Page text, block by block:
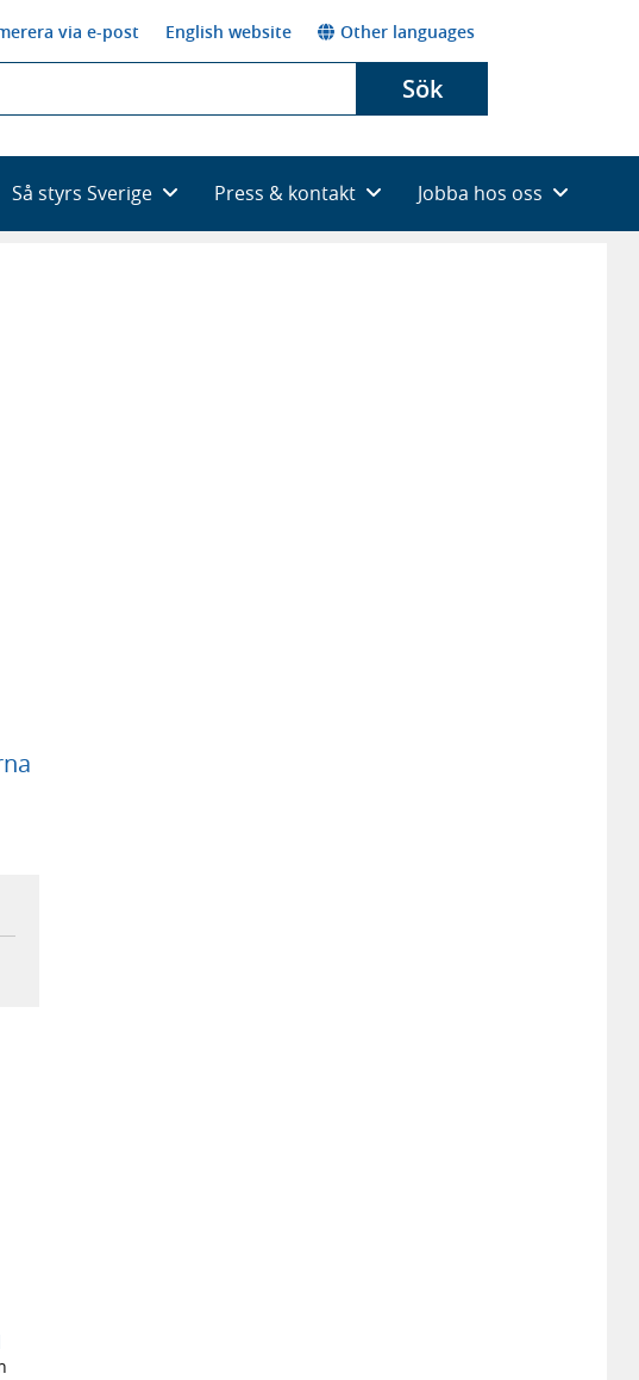
via e-post English website Other languages
Sök
Så styrs Sverige Press & kontakt Jobba hos oss